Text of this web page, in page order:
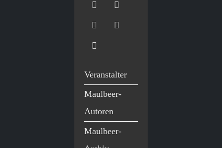
Veranstalter
Maulbeer-
Autoren
Maulbeer-